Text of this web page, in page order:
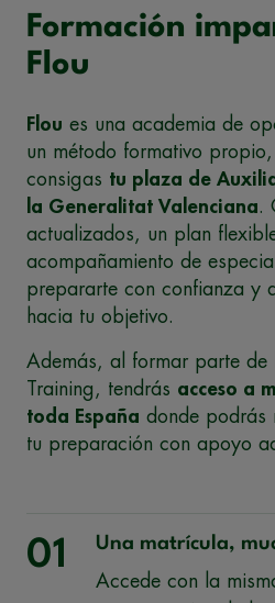
Formación
Flou
Flou es una academia de
un método formativo
consigas tu plaza de
la Generalitat Valenciana.
actualizados, un plan
acompañamiento de
prepararte con confianza y
hacia tu objetivo.
Además, al formar parte de
Training, tendrás acceso a
toda España donde podrás
tu preparación con apoyo
01
Una matrícula,
Accede con la